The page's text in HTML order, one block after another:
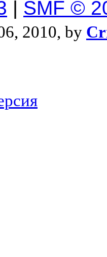
| SMF ©
2010, by